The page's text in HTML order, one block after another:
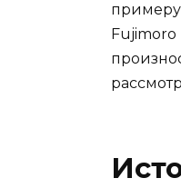
Fujimoro